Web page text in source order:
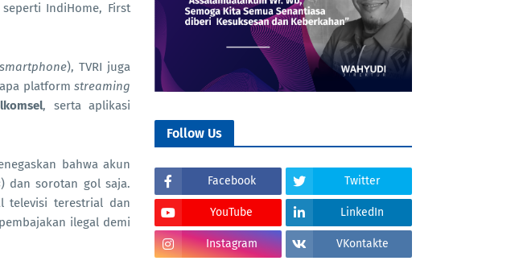
IndiHome, First
smartphone), TVRI juga
platform streaming
, serta aplikasi
bahwa akun
) dan sorotan gol saja.
televisi terestrial dan
ilegal demi
Follow Us
Facebook Twitter
YouTube LinkedIn
Instagram VKontakte